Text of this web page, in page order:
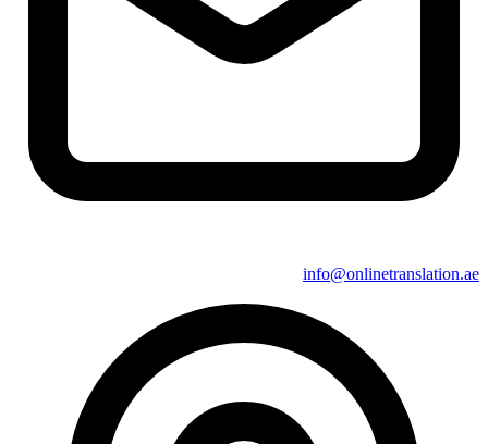
info@onlinetranslation.ae